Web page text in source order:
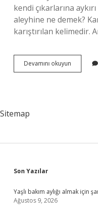
kendi çıkarlarına
aleyhine ne demek?
karıştırılan kelimedir.
Devamını okuyun
Lehime
Sitemap
Sidebar
Son Yazılar
Yaşlı bakım aylığı almak için
Ağustos 9, 2026